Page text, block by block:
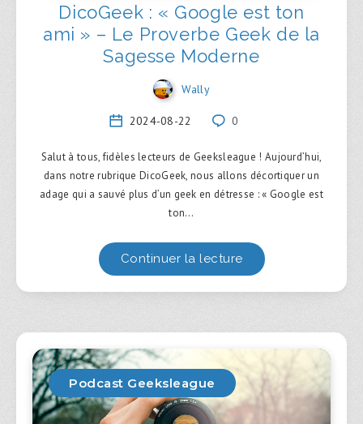
DicoGeek : « Google est ton
ami » – Le Proverbe Geek de la
Sagesse Moderne
Wally
2024-08-22 0
Salut à tous, fidèles lecteurs de Geeksleague ! Aujourd’hui,
dans notre rubrique DicoGeek, nous allons décortiquer un
adage qui a sauvé plus d’un geek en détresse : « Google est
ton…
Continuer la lecture
Podcast Geeksleague